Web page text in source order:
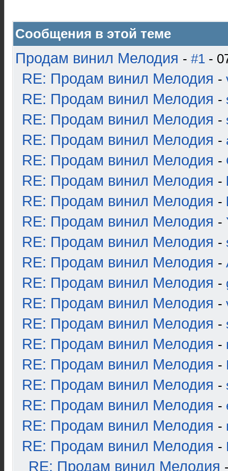
Сообщения в этой теме
Продам винил Мелодия - #1 -
RE: Продам винил Мелодия -
RE: Продам винил Мелодия -
RE: Продам винил Мелодия -
RE: Продам винил Мелодия -
RE: Продам винил Мелодия -
RE: Продам винил Мелодия -
RE: Продам винил Мелодия -
RE: Продам винил Мелодия -
RE: Продам винил Мелодия -
RE: Продам винил Мелодия -
RE: Продам винил Мелодия -
RE: Продам винил Мелодия -
RE: Продам винил Мелодия -
RE: Продам винил Мелодия -
RE: Продам винил Мелодия -
RE: Продам винил Мелодия -
RE: Продам винил Мелодия -
RE: Продам винил Мелодия -
RE: Продам винил Мелодия -
RE: Продам винил Мелодия